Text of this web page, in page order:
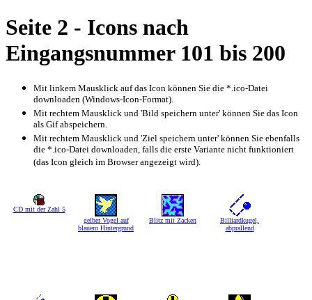
Seite 2 - Icons nach
Eingangsnummer 101 bis 200
Mit linkem Mausklick auf das Icon können Sie die *.ico-Datei
downloaden (Windows-Icon-Format).
Mit rechtem Mausklick und 'Bild speichern unter' können Sie das Icon
als Gif abspeichern.
Mit rechtem Mausklick und 'Ziel speichern unter' können Sie ebenfalls
die *.ico-Datei downloaden, falls die erste Variante nicht funktioniert
(das Icon gleich im Browser angezeigt wird).
CD mit der Zahl 5
gelber Vogel auf
blauem Hintergrund
Blitz mit Zacken
Billiardkugel,
abprallend